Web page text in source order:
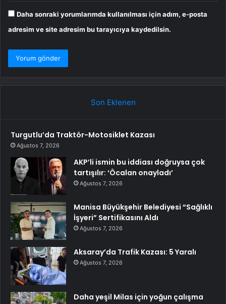
Daha sonraki yorumlarımda kullanılması için adım, e-posta
adresim ve site adresim bu tarayıcıya kaydedilsin.
Son Eklenen
Turgutlu’da Traktör-Motosiklet Kazası
Ağustos 7, 2026
AKP’li ismin bu iddiası doğruysa çok
tartışılır: ‘Öcalan onayladı’
Ağustos 7, 2026
Manisa Büyükşehir Belediyesi “Sağlıklı
İşyeri” Sertifikasını Aldı
Ağustos 7, 2026
Aksaray’da Trafik Kazası: 5 Yaralı
Ağustos 7, 2026
Daha yeşil Milas için yoğun çalışma